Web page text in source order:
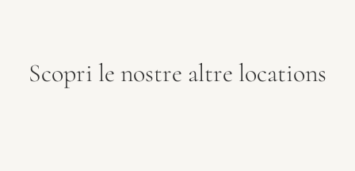
Scopri le nostre altre locations